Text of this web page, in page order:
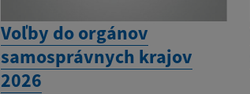
Voľby do orgánov
samosprávnych krajov
2026